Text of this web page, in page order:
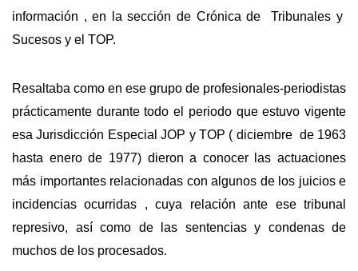
información , en la sección de Crónica de Tribunales y
Sucesos y el TOP.
Resaltaba como en ese grupo de profesionales-periodistas
prácticamente durante todo el periodo que estuvo vigente
esa Jurisdicción Especial JOP y TOP ( diciembre de 1963
hasta enero de 1977) dieron a conocer las actuaciones
más importantes relacionadas con algunos de los juicios e
incidencias ocurridas , cuya relación ante ese tribunal
represivo, así como de las sentencias y condenas de
muchos de los procesados.